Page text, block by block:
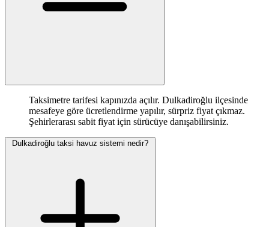
Taksimetre tarifesi kapınızda açılır. Dulkadiroğlu ilçesinde
mesafeye göre ücretlendirme yapılır, sürpriz fiyat çıkmaz.
Şehirlerarası sabit fiyat için sürücüye danışabilirsiniz.
Dulkadiroğlu taksi havuz sistemi nedir?